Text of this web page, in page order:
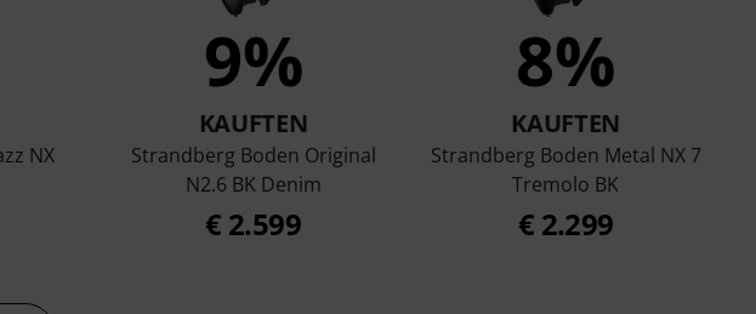
NX
9%
KAUFTEN
Strandberg Boden Original
N2.6 BK Denim
€ 2.599
8%
KAUFTEN
Strandberg Boden Metal NX 7
Tremolo BK
€ 2.299